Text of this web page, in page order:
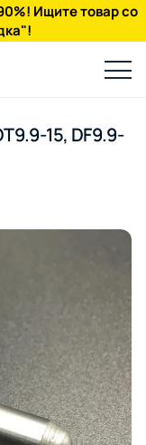
Ищите товар со
15, DF9.9-